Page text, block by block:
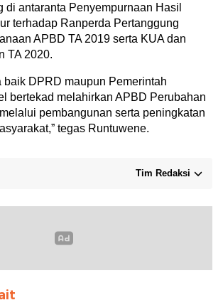
di antaranta Penyempurnaan Hasil
terhadap Ranperda Pertanggung
APBD TA 2019 serta KUA dan
TA 2020.
baik DPRD maupun Pemerintah
bertekad melahirkan APBD Perubahan
pembangunan serta peningkatan
tegas Runtuwene.
Tim Redaksi